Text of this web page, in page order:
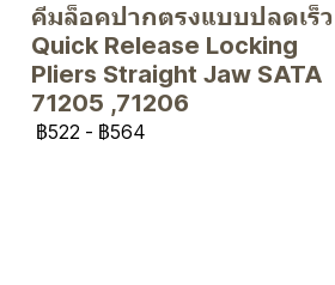
คีมล็อคปากตรงแบบปลดเร็ว
Quick Release Locking
Pliers Straight Jaw SATA
71205 ,71206
฿522 - ฿564